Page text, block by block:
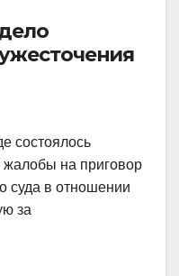
состоялось
жалобы на приговор
суда в отношении
за